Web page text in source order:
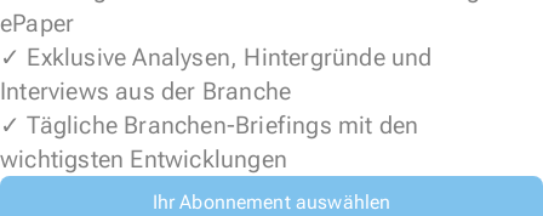
ePaper
✓ Exklusive Analysen, Hintergründe und
Interviews aus der Branche
✓ Tägliche Branchen-Briefings mit den
wichtigsten Entwicklungen
Ihr Abonnement auswählen